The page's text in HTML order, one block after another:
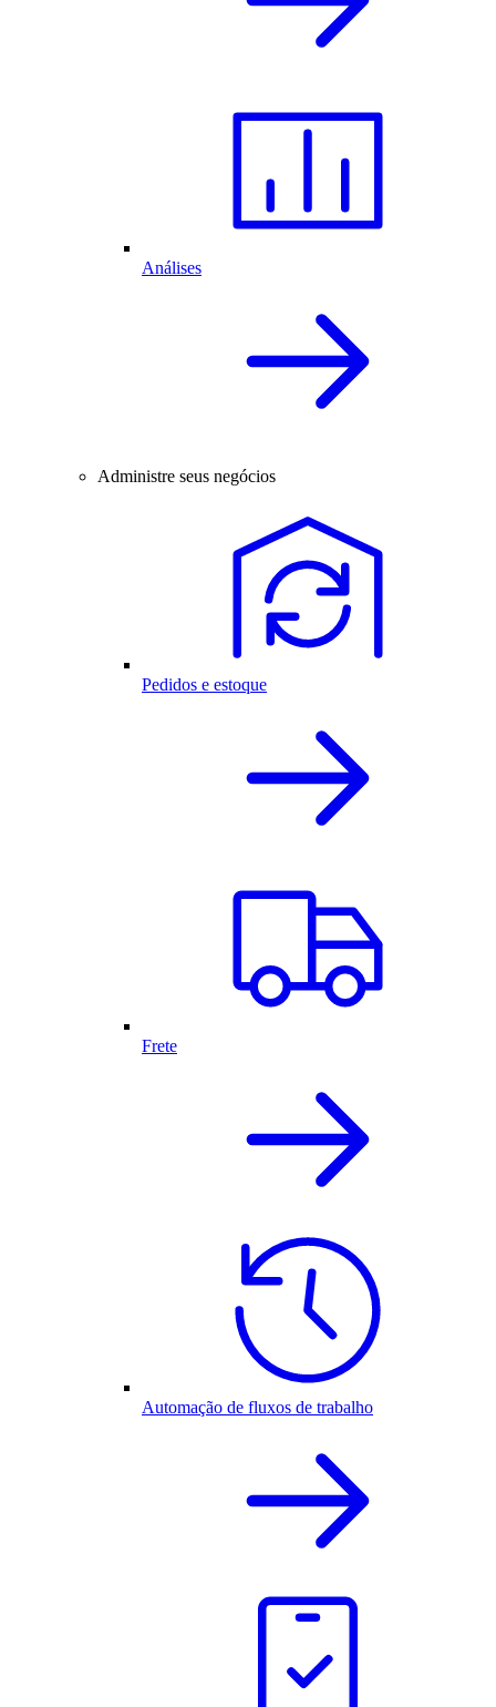
Análises
Administre seus negócios
Pedidos e estoque
Frete
Automação de fluxos de trabalho